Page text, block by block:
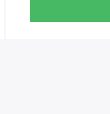
velmi snadné
USB host port.